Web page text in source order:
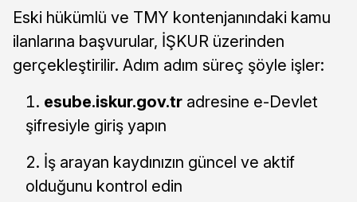
Eski hükümlü ve TMY kontenjanındaki kamu
ilanlarına başvurular, İŞKUR üzerinden
gerçekleştirilir. Adım adım süreç şöyle işler:
esube.iskur.gov.tr adresine e-Devlet
şifresiyle giriş yapın
İş arayan kaydınızın güncel ve aktif
olduğunu kontrol edin